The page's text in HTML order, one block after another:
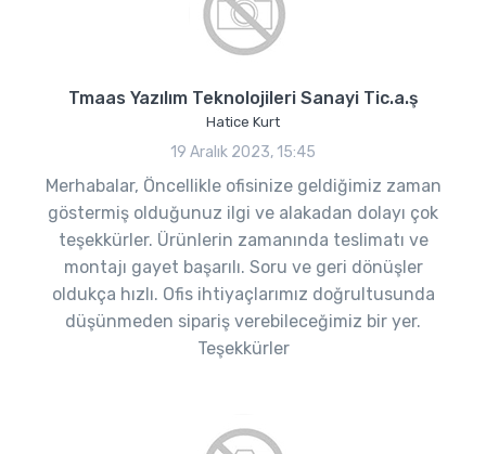
Tmaas Yazılım Teknolojileri Sanayi Tic.a.ş
Hatice Kurt
19 Aralık 2023, 15:45
Merhabalar, Öncellikle ofisinize geldiğimiz zaman
göstermiş olduğunuz ilgi ve alakadan dolayı çok
teşekkürler. Ürünlerin zamanında teslimatı ve
montajı gayet başarılı. Soru ve geri dönüşler
oldukça hızlı. Ofis ihtiyaçlarımız doğrultusunda
düşünmeden sipariş verebileceğimiz bir yer.
Teşekkürler